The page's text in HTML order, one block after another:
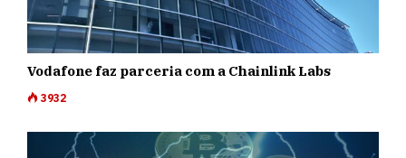
Vodafone faz parceria com a Chainlink Labs
3932